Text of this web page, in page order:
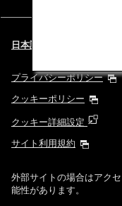
日本語 | Thailand (都市と
プライバシーポリシー
クッキーポリシー
クッキー詳細設定
サイト利用規約
外部サイトの場合はアク
能性があります。